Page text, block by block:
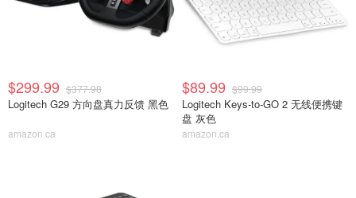
$299.99 $377.98
Logitech G29 方向盘真力反馈 黑色
amazon.ca
$89.99 $99.99
Logitech Keys-to-GO 2 无线便携键
盘 灰色
amazon.ca